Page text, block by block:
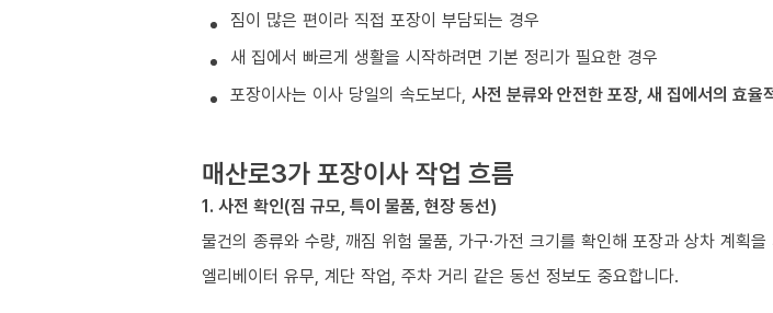
짐이 많은 편이라 직접 포장이 부담되는 경우
새 집에서 빠르게 생활을 시작하려면 기본 정리가 필요한 경우
포장이사는 이사 당일의 속도보다, 사전 분류와 안전한 포장, 새 집에서의 효율
매산로3가 포장이사 작업 흐름
1. 사전 확인(짐 규모, 특이 물품, 현장 동선)
물건의 종류와 수량, 깨짐 위험 물품, 가구·가전 크기를 확인해 포장과 상차 계획을
엘리베이터 유무, 계단 작업, 주차 거리 같은 동선 정보도 중요합니다.